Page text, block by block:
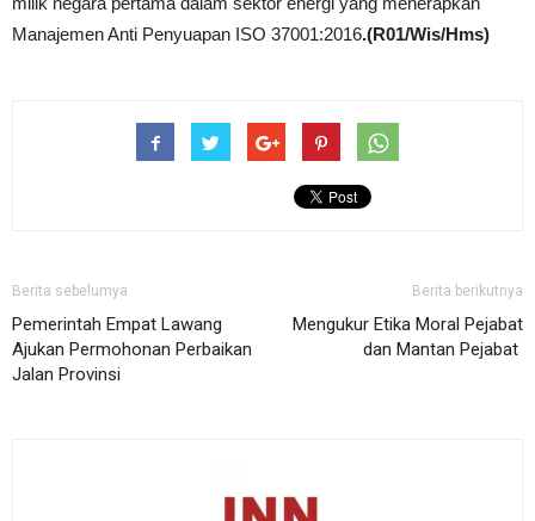
Manajemen Anti Penyuapan ISO 37001:2016.(R01/Wis/Hms)
Berita sebelumya
Pemerintah Empat Lawang
Ajukan Permohonan Perbaikan
Jalan Provinsi
Berita berikutnya
Mengukur Etika Moral Pejabat
dan Mantan Pejabat